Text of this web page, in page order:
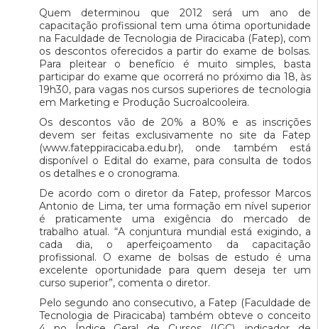
Quem determinou que 2012 será um ano de
capacitação profissional tem uma ótima oportunidade
na Faculdade de Tecnologia de Piracicaba (Fatep), com
os descontos oferecidos a partir do exame de bolsas.
Para pleitear o benefício é muito simples, basta
participar do exame que ocorrerá no próximo dia 18, às
19h30, para vagas nos cursos superiores de tecnologia
em Marketing e Produção Sucroalcooleira.
Os descontos vão de 20% a 80% e as inscrições
devem ser feitas exclusivamente no site da Fatep
(www.fateppiracicaba.edu.br), onde também está
disponível o Edital do exame, para consulta de todos
os detalhes e o cronograma.
De acordo com o diretor da Fatep, professor Marcos
Antonio de Lima, ter uma formação em nível superior
é praticamente uma exigência do mercado de
trabalho atual. “A conjuntura mundial está exigindo, a
cada dia, o aperfeiçoamento da capacitação
profissional. O exame de bolsas de estudo é uma
excelente oportunidade para quem deseja ter um
curso superior”, comenta o diretor.
Pelo segundo ano consecutivo, a Fatep (Faculdade de
Tecnologia de Piracicaba) também obteve o conceito